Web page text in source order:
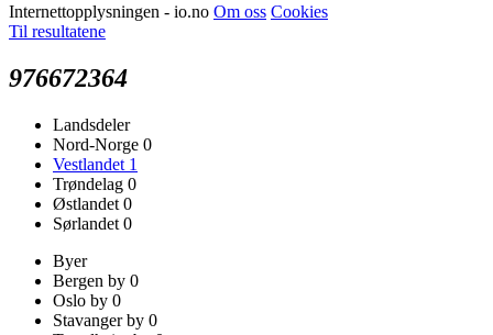
Internettopplysningen - io.no Om oss Cookies
Til resultatene
976672364
Landsdeler
Nord-Norge 0
Vestlandet 1
Trøndelag 0
Østlandet 0
Sørlandet 0
Byer
Bergen by 0
Oslo by 0
Stavanger by 0